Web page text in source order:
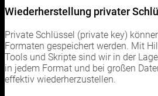
Wiederherstellung privater
Private Schlüssel (private key)
Formaten gespeichert werden. Mit
Tools und Skripte sind wir in der
in jedem Format und bei großen
effektiv wiederherzustellen.